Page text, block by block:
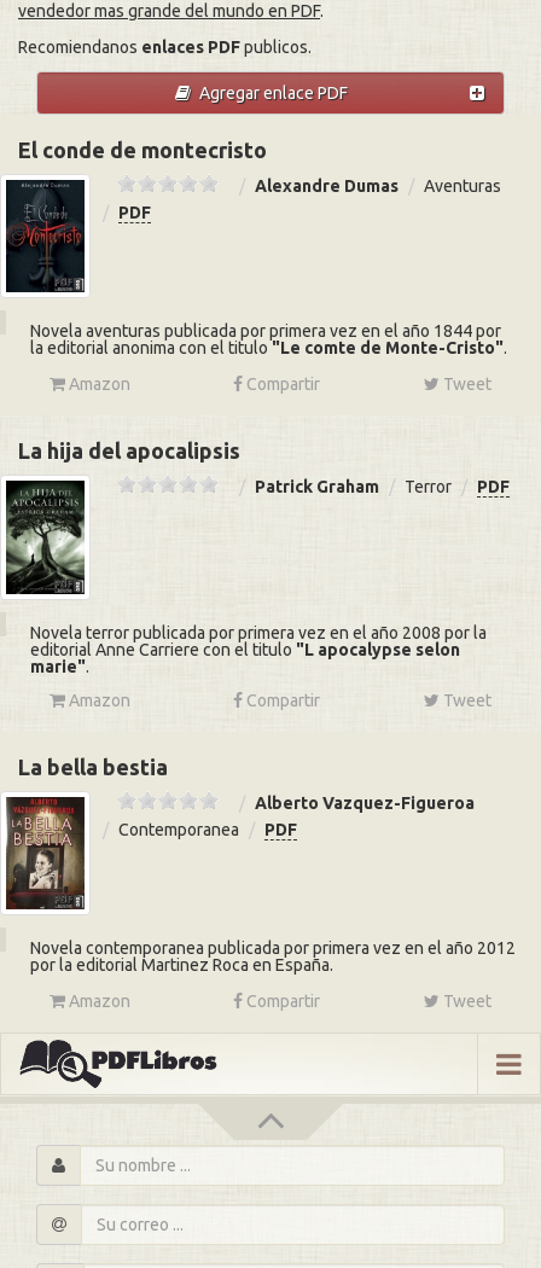
vendedor mas grande del mundo en PDF.
Recomiendanos enlaces PDFpublicos.
Agregar enlace PDF
El conde de montecristo
Alexandre Dumas
Aventuras
PDF
Novela aventuras publicada por primera vez en el año 1844 por
la editorial anonima con el titulo
Le comte de Monte-Cristo .
Amazon
Compartir Tweet
La hija del apocalipsis
Patrick Graham Terror PDF
Novela terror publicada por primera vez en el año 2008 por la
editorial Anne Carriere con el titulo
L apocalypse selon
marie .
Amazon
Compartir Tweet
La bella bestia
Alberto Vazquez-Figueroa
Contemporanea
PDF
Novela contemporanea publicada por primera vez en el año 2012
por la editorial Martinez Roca en España.
Amazon
Compartir Tweet